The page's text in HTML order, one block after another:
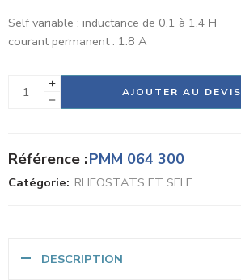
Self variable : inductance de 0.1 à 1.4 H
courant permanent : 1.8 A
AJOUTER AU DEVIS
Alternative:
Référence :PMM 064 300
Catégorie: RHEOSTATS ET SELF
DESCRIPTION